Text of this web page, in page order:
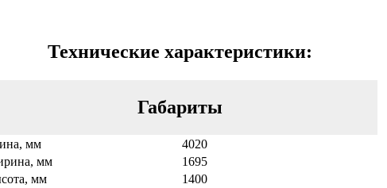
Технические характеристики:
Габариты
мм
4020
мм
1695
мм
1400